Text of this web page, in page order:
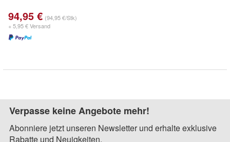
94,95 € (94,95 €/Stk)
+ 5,95 € Versand
Verpasse keine Angebote mehr!
Abonniere jetzt unseren Newsletter und erhalte exklusive
Rabatte und Neuigkeiten.